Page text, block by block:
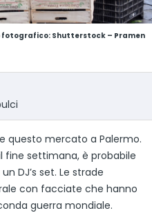
fotografico: Shutterstock – Pramen
questo mercato a Palermo.
fine settimana, è probabile
DJ’s set. Le strade
con facciate che hanno
guerra mondiale.